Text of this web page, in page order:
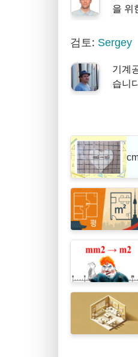
을 위
검토: Sergey
기계
습니